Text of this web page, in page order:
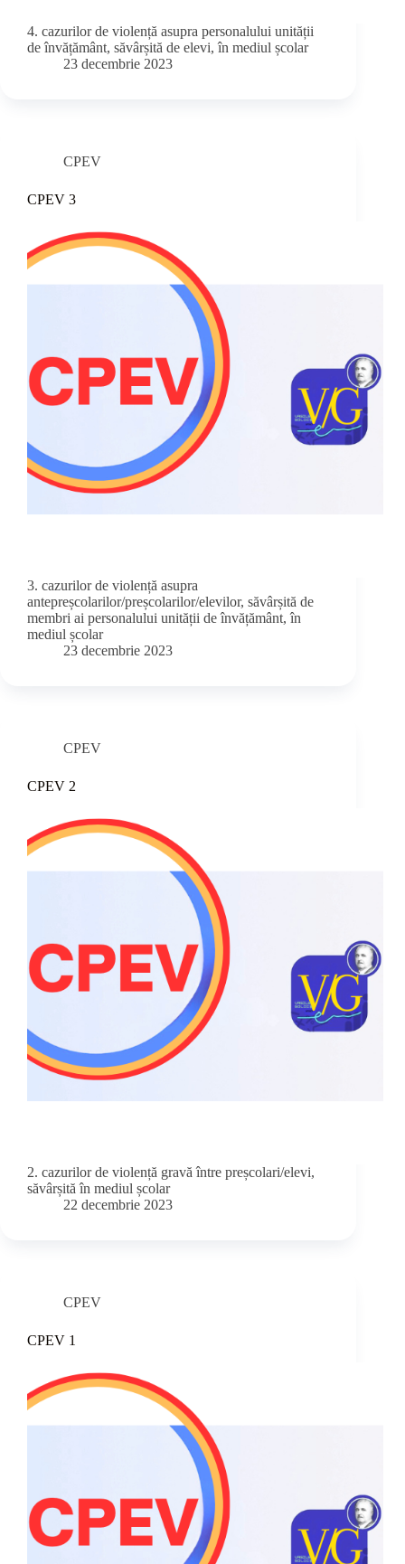
4. cazurilor de violență asupra personalului unității
de învățământ, săvârșită de elevi, în mediul școlar
23 decembrie 2023
CPEV
CPEV 3
3. cazurilor de violență asupra
antepreșcolarilor/preșcolarilor/elevilor, săvârșită de
membri ai personalului unității de învățământ, în
mediul școlar
23 decembrie 2023
CPEV
CPEV 2
2. cazurilor de violență gravă între preșcolari/elevi,
săvârșită în mediul școlar
22 decembrie 2023
CPEV
CPEV 1